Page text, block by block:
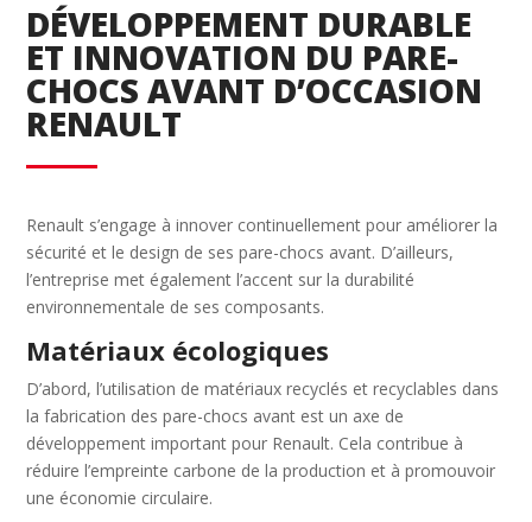
DÉVELOPPEMENT DURABLE
ET INNOVATION DU PARE-
CHOCS AVANT D’OCCASION
RENAULT
Renault s’engage à innover continuellement pour améliorer la
sécurité et le design de ses pare-chocs avant. D’ailleurs,
l’entreprise met également l’accent sur la durabilité
environnementale de ses composants.
Matériaux écologiques
D’abord, l’utilisation de matériaux recyclés et recyclables dans
la fabrication des pare-chocs avant est un axe de
développement important pour Renault. Cela contribue à
réduire l’empreinte carbone de la production et à promouvoir
une économie circulaire.